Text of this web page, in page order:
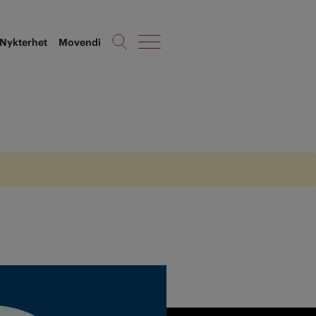
Movendi